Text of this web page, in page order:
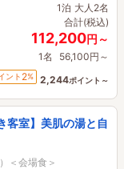
1泊 大人2名
合計(税込)
112,200円～
1名 56,100円～
ント 2% 2,244ポイント～
客室】美肌の湯と自
＜会場食＞